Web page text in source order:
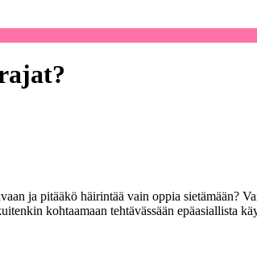
ja pitääkö häirintää vain oppia sietämään?
kohtaamaan tehtävässään epäasiallista